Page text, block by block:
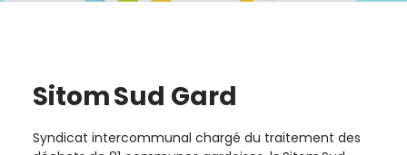
Sitom Sud Gard
Syndicat intercommunal chargé du traitement des